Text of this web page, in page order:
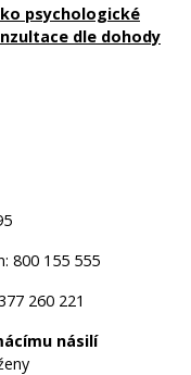
psychologické
dle dohody
800 155 555
260 221
násilí